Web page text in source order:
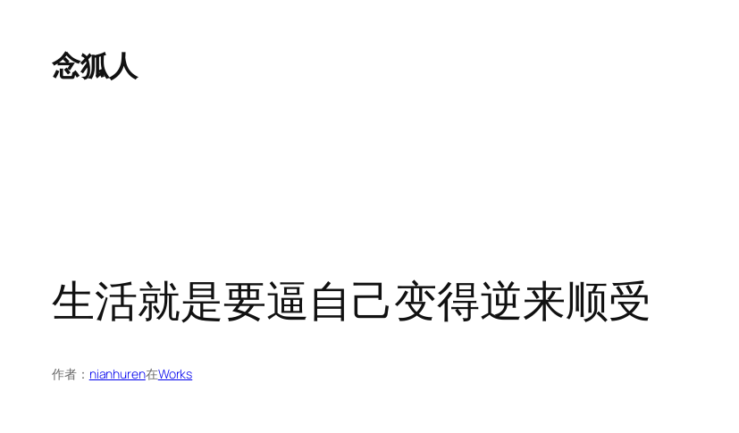
念狐人
生活就是要逼自己变得逆来顺受
作者： nianhuren在Works